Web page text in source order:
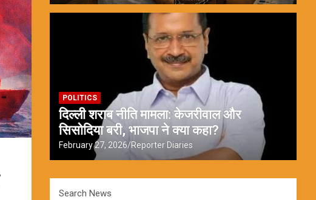
POLITICS
दिल्ली शराब नीति मामला: केजरीवाल और
सिसोदिया बरी, भाजपा ने क्या कहा?
February 27, 2026 Reporter Diaries
Search News